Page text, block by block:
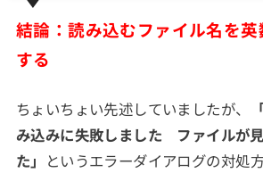
結論：読み込むファイル名を
する
ちょいちょい先述していましたが、
み込みに失敗しました ファイルが
た」 というエラーダイアログの対処